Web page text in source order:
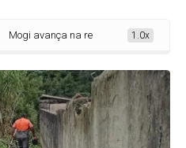
Mogi avança na regularização da
1.0x